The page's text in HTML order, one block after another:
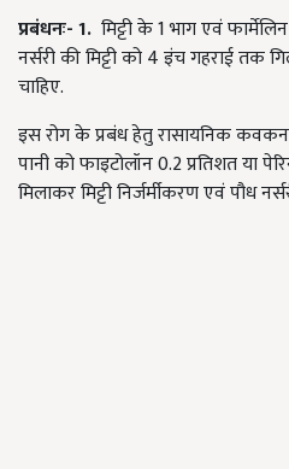
प्रबंधनः-1. मिट्टी के1भाग एवं फार्मेलिन
नर्सरी की मिट्टी को4इंच गहराई तक
चाहिए.
इस रोग के प्रबंध हेतु रासायनिक
पानी को फाइटोलॉन0.2प्रतिशत या
मिलाकर मिट्टी निर्जर्मीकरण एवं पौध